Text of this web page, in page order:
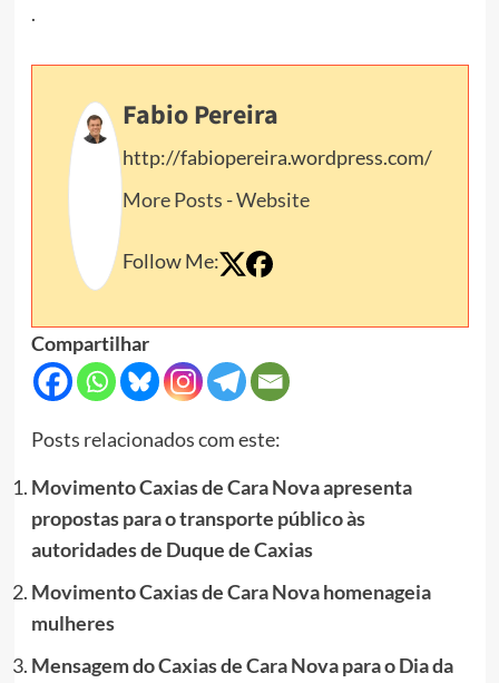
.
Fabio Pereira
http://fabiopereira.wordpress.com/
More Posts -Website
Follow Me:
Compartilhar
Posts relacionados com este:
Movimento Caxias de Cara Nova apresenta
propostas para o transporte público às
autoridades de Duque de Caxias
Movimento Caxias de Cara Nova homenageia
mulheres
Mensagem do Caxias de Cara Nova para o Dia da